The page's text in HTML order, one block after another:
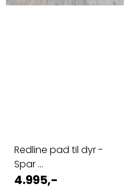
Redline pad til dyr -
Spar ...
4.995,-